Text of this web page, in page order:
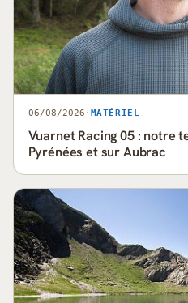
06/08/2026 · MATÉRIEL
Vuarnet Racing 05 : notre
Pyrénées et sur Aubrac